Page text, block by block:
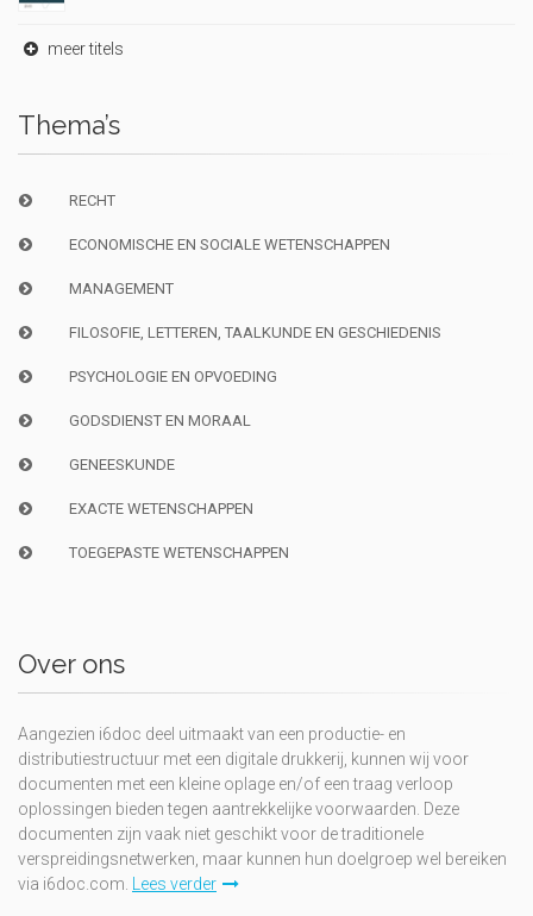
meer titels
Thema’s
RECHT
ECONOMISCHE EN SOCIALE WETENSCHAPPEN
MANAGEMENT
FILOSOFIE, LETTEREN, TAALKUNDE EN GESCHIEDENIS
PSYCHOLOGIE EN OPVOEDING
GODSDIENST EN MORAAL
GENEESKUNDE
EXACTE WETENSCHAPPEN
TOEGEPASTE WETENSCHAPPEN
Over ons
Aangezien i6doc deel uitmaakt van een productie- en
distributiestructuur met een digitale drukkerij, kunnen wij voor
documenten met een kleine oplage en/of een traag verloop
oplossingen bieden tegen aantrekkelijke voorwaarden. Deze
documenten zijn vaak niet geschikt voor de traditionele
verspreidingsnetwerken, maar kunnen hun doelgroep wel bereiken
via i6doc.com.
Lees verder